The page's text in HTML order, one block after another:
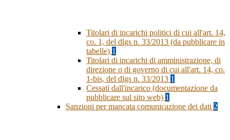
Titolari di incarichi politici di cui all'art. 14,
co. 1, del dlgs n. 33/2013 (da pubblicare in
tabelle) 1
Titolari di incarichi di amministrazione, di
direzione o di governo di cui all'art. 14, co.
1-bis, del dlgs n. 33/2013 1
Cessati dall'incarico (documentazione da
pubblicare sul sito web) 1
Sanzioni per mancata comunicazione dei dati 2